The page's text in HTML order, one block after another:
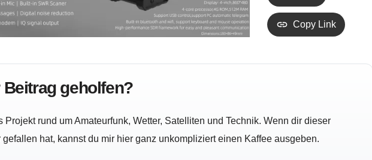
Copy Link
geholfen?
rund um Amateurfunk, Wetter, Satelliten und Technik. Wenn dir dieser
hat, kannst du mir hier ganz unkompliziert einen Kaffee ausgeben.